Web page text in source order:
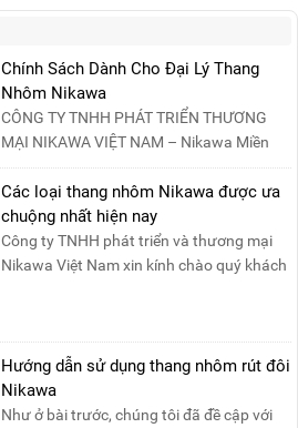
những sản phẩm thang chính hãng với
Mega Live, bạn sẽ nhận được gì?...
Chính Sách Dành Cho Đại Lý Thang
Nhôm Nikawa
CÔNG TY TNHH PHÁT TRIỂN THƯƠNG
MẠI NIKAWA VIỆT NAM – Nikawa Miền
Bắc: Số 19, Đường Trung ....
Các loại thang nhôm Nikawa được ưa
chuộng nhất hiện nay
Công ty TNHH phát triển và thương mại
Nikawa Việt Nam xin kính chào quý khách
Hướng dẫn sử dụng thang nhôm rút đôi
Nikawa
Như ở bài trước, chúng tôi đã đề cập với